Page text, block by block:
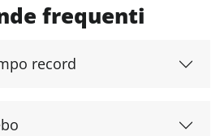
frequenti
record